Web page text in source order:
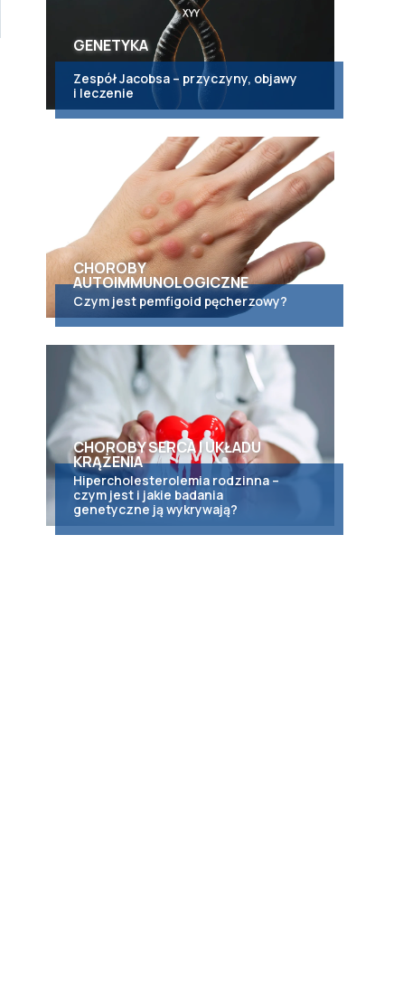
GENETYKA
Zespół Jacobsa – przyczyny, objawy
i leczenie
CHOROBY
AUTOIMMUNOLOGICZNE
Czym jest pemfigoid pęcherzowy?
CHOROBY SERCA I UKŁADU
KRĄŻENIA
Hipercholesterolemia rodzinna –
czym jest i jakie badania
genetyczne ją wykrywają?